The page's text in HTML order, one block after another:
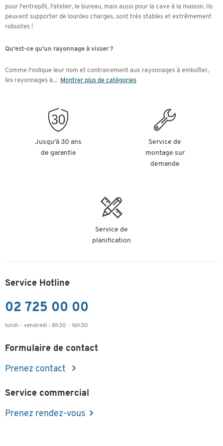
pour l'entrepôt, l'atelier, le bureau, mais aussi pour la cave à la maison. Ils
peuvent supporter de lourdes charges, sont très stables et extrêmement
robustes !
Qu'est-ce qu'un rayonnage à visser ?
Comme l'indique leur nom et contrairement aux rayonnages à emboîter,
les rayonnages à... Montrer plus de catégories
Jusqu'à 30 ans
de garantie
Service de
montage sur
demande
Service de
planification
Service Hotline
02 725 00 00
lundi - vendredi : 8h30 - 16h30
Formulaire de contact
Prenez contact
Service commercial
Prenez rendez-vous